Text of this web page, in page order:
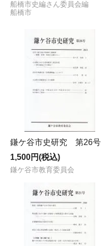
船橋市史編さん委員会編
船橋市
鎌ケ谷市史研究 第26号
1,500円(税込)
鎌ケ谷市教育委員会